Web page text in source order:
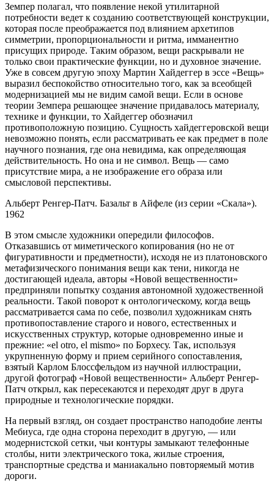
Земпер полагал, что появление некой утилитарной
потребности ведет к созданию соответствующей конструкции,
которая после преображается под влиянием архетипов
симметрии, пропорциональности и ритма, имманентно
присущих природе. Таким образом, вещи раскрывали не
только свои практические функции, но и духовное значение.
Уже в совсем другую эпоху Мартин Хайдеггер в эссе «Вещь»
выразил беспокойство относительно того, как за всеобщей
модернизацией мы не видим самой вещи. Если в основе
теории Земпера решающее значение придавалось материалу,
технике и функции, то Хайдеггер обозначил
противоположную позицию. Сущность хайдеггеровской вещи
невозможно понять, если рассматривать ее как предмет в поле
научного познания, где она невидима, как определяющая
действительность. Но она и не символ. Вещь — само
присутствие мира, а не изображение его образа или
смысловой перспективы.
Альберт Ренгер-Патч. Базальт в Айфеле (из серии «Скала»).
1962
В этом смысле художники опередили философов.
Отказавшись от миметического копирования (но не от
фигуративности и предметности), исходя не из платоновского
метафизического понимания вещи как тени, никогда не
достигающей идеала, авторы «Новой вещественности»
предприняли попытку создания автономной художественной
реальности. Такой поворот к онтологическому, когда вещь
рассматривается сама по себе, позволил художникам снять
противопоставление старого и нового, естественных и
искусственных структур, которые одновременно иные и
прежние: «el otro, el mismo» по Борхесу. Так, используя
укрупненную форму и прием серийного сопоставления,
взятый Карлом Блоссфельдом из научной иллюстрации,
другой фотограф «Новой вещественности» Альберт Ренгер-
Патч открыл, как пересекаются и переходят друг в друга
природные и технологические порядки.
На первый взгляд, он создает пространство наподобие ленты
Мебиуса, где одна сторона переходит в другую, — или
модернистской сетки, чьи контуры замыкают телефонные
столбы, нити электрического тока, жилые строения,
транспортные средства и маниакально повторяемый мотив
дороги.